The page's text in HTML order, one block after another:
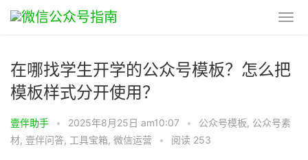
在哪找学生开学的公众号模板？怎么把
模板样式分开使用？
壹伴助手 • 2025年8月25日 am10:07 • 公众号模板, 公众号素
材, 壹伴问答, 工具宝箱, 微信运营 • 阅读 253